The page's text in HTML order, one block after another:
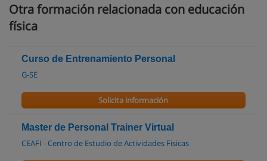
Otra formación relacionada con educación
física
Curso de Entrenamiento Personal
G-SE
Solicita información
Master de Personal Trainer Virtual
CEAFI - Centro de Estudio de Actividades Fisicas